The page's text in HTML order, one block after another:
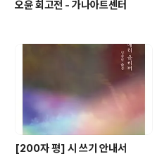
오윤 회고전 - 가나아트센터
[200자 평] 시 쓰기 안내서